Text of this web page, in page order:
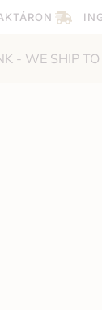
- WE SHIP TO